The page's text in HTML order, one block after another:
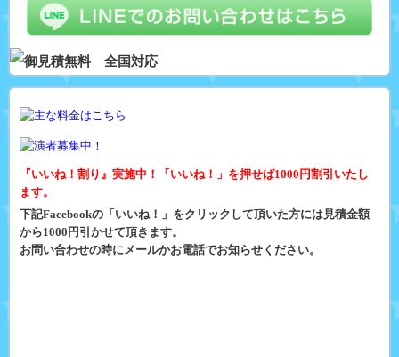
『いいね！割り』実施中！「いいね！」を押せば1000円割引いたし
ます。
下記Facebookの「いいね！」をクリックして頂いた方には見積金額
から1000円引かせて頂きます。
お問い合わせの時にメールかお電話でお知らせください。